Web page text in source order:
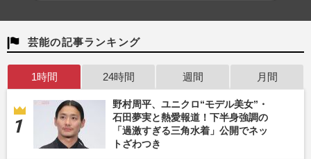
芸能の記事ランキング
1時間 24時間 週間 月間
野村周平、ユニクロ“モデル美女”・
石田夢実と熱愛報道！下半身強調の
「過激すぎる三角水着」公開でネッ
トざわつき